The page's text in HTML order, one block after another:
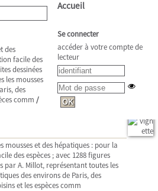
des
facile des
dessinées
les mousses
des
comm /
mousses et des hépatiques : pour la
des espèces ; avec 1288 figures
par A. Millot, représentant toutes les
des environs de Paris, des
et les espèces comm
Accueil
Se connecter
accéder à votre compte de
lecteur